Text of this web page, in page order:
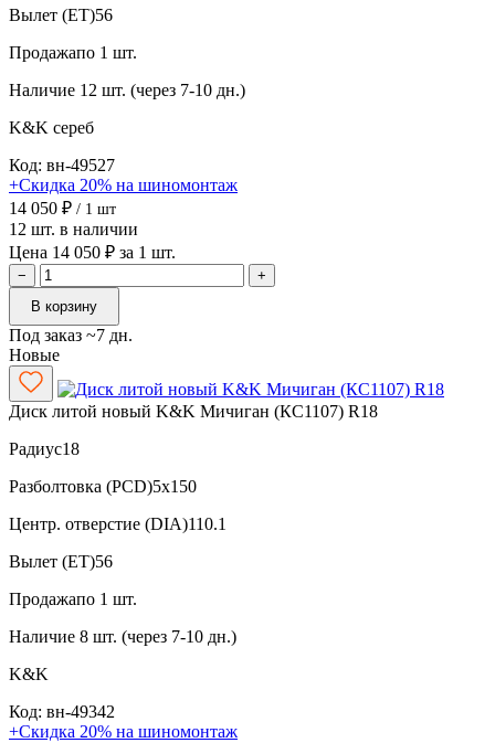
Вылет (ET)56
Продажапо 1 шт.
Наличие 12 шт. (через 7-10 дн.)
K&K сереб
Код: вн-49527
+Скидка 20% на шиномонтаж
14 050 ₽ / 1 шт
12 шт. в наличии
Цена 14 050 ₽ за 1 шт.
−
+
В корзину
Под заказ ~7 дн.
Новые
Диск литой новый K&K Мичиган (КС1107) R18
Радиус18
Разболтовка (PCD)5x150
Центр. отверстие (DIA)110.1
Вылет (ET)56
Продажапо 1 шт.
Наличие 8 шт. (через 7-10 дн.)
K&K
Код: вн-49342
+Скидка 20% на шиномонтаж